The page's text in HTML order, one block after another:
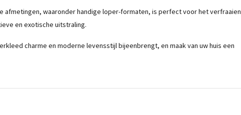
afmetingen, waaronder handige loper-formaten, is perfect voor het verfraaien
en exotische uitstraling.
charme en moderne levensstijl bijeenbrengt, en maak van uw huis een